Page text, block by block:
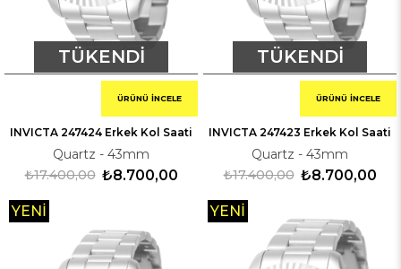
TÜKENDI
INVICTA 247424 Erkek Kol Saati
Quartz - 43mm
₺8.700,00
₺17.400,00
ÜRÜNÜ İNCELE
TÜKENDI
INVICTA 247423 Erkek Kol Saati
Quartz - 43mm
₺8.700,00
₺17.400,00
ÜRÜNÜ İNCELE
YENI
YENI